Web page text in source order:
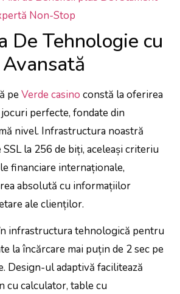
Non-Stop
De Tehnologie cu
peVerde casino constă la oferirea
perfecte, fondate din
nivel. Infrastructura noastră
la 256 de biți, aceleași criteriu
financiare internaționale,
absolută cu informațiilor
ale clienților.
infrastructura tehnologică pentru
la încărcare mai puțin de 2 sec pe
Design-ul adaptivă facilitează
cu calculator, table cu